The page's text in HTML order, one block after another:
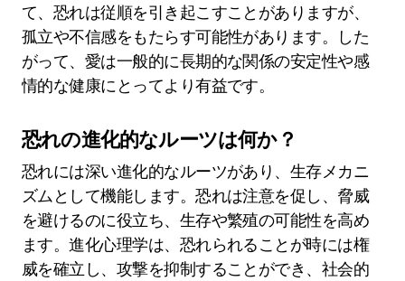
て、恐れは従順を引き起こすことがありますが、
孤立や不信感をもたらす可能性があります。した
がって、愛は一般的に長期的な関係の安定性や感
情的な健康にとってより有益です。
恐れの進化的なルーツは何か？
恐れには深い進化的なルーツがあり、生存メカニ
ズムとして機能します。恐れは注意を促し、脅威
を避けるのに役立ち、生存や繁殖の可能性を高め
ます。進化心理学は、恐れられることが時には権
威を確立し、攻撃を抑制することができ、社会的